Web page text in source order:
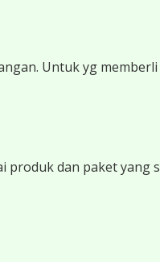
Untuk yg
produk dan paket yang